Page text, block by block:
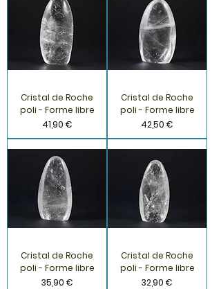
Cristal de Roche
poli - Forme libre
Prix
41,90 €
Cristal de Roche
poli - Forme libre
Prix
42,50 €
Cristal de Roche
poli - Forme libre
Prix
35,90 €
Cristal de Roche
poli - Forme libre
Prix
32,90 €